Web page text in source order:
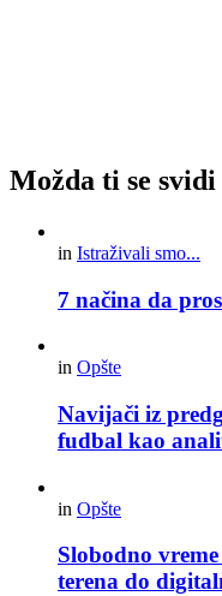
Možda ti se svidi
in Istraživali smo...
7 načina da
in Opšte
Navijači iz
fudbal kao
in Opšte
Slobodno
terena do